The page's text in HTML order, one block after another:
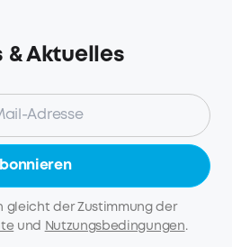
& Aktuelles
gleicht der Zustimmung der
und Nutzungsbedingungen.